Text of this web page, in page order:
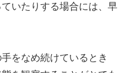
いたりする場合には、早
をなめ続けているとき